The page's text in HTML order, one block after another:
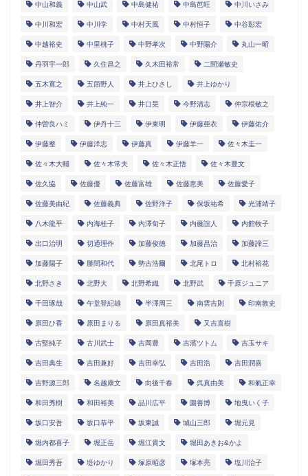
中山和義 中山武 中島健祐 中島芭旺 中川いさみ
中川和宏 中川学 中村天風 中村恒子 中谷彰宏
中越裕史 中里桃子 中野孝次 中野陽介 丸山一昭
丹羽宇一郎 久住昌之 久木田裕常 二間瀬敏史
五木寛之 五箇野人 井上ひさし 井上ゆかり
井上智介 井上純一 井口晃 今野清志 仲宗根敏之
仲曽良ハミ 伊丹十三 伊東明 伊藤亜衣 伊藤佑介
伊藤整 伊藤洋志 伊藤真 伊藤羊一 佐々木圭一
佐々木大輔 佐々木常夫 佐々木正悟 佐々木豊文
佐久協 佐藤優 佐藤富雄 佐藤恵美 佐藤愛子
佐藤美由紀 佐藤義典 佐野洋子 保坂祐希 光浦靖子
八木龍平 内海桂子 内澤旬子 内藤誼人 内館牧子
出口治明 切通理作 加藤俊徳 加藤昌治 加藤諦三
加藤陽子 勝間和代 勢古浩爾 北尾トロ 北村裕花
北野さき 北野大 北野希織 北野武 千原ジュニア
千田琢哉 午堂登紀雄 半澤周三 南雲吉則 印南敦史
原田ひ香 原田まりる 原田真裕美 又吉直樹
古堅純子 古川武士 吉岡豊 吉濱ツトム 吉玉サキ
吉田典生 吉田兼好 吉田幸弘 吉田浩 吉田潤喜
吉野源三郎 名越康文 向後千春 呉真由美 和氣正幸
和田秀樹 和田裕美 品川広平 園善博 地曳いく子
坂口安吾 坂口恭平 坂東誠 城山三郎 堀元見
堀内都喜子 堀正岳 堀江貴文 堀田あきお&かよ
堀田秀吾 堤ゆかり 塚原昭彦 塚本亮 塩川治子